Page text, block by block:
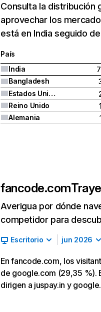
Consulta la distribución
aprovechar los
está en India seguido
País
India
Bangladesh
Estados Unidos
Reino Unido
Alemania
fancode.com
Averigua por dónde
competidor para
Escritorio jun 2026
En fancode.com, los
de google.com (29,35 %).
dirigen a juspay.in y